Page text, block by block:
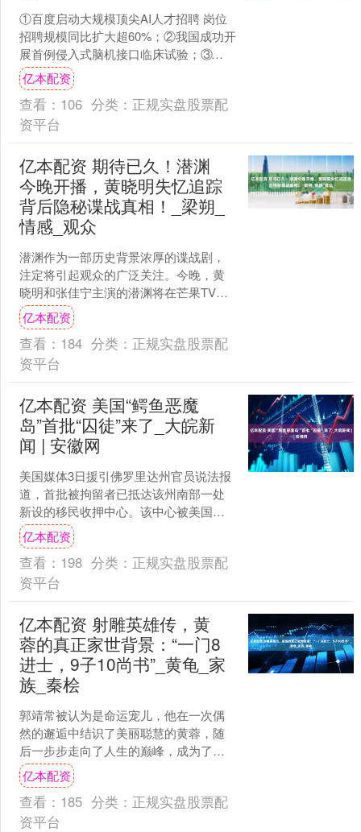
①百度启动大规模顶尖AI人才招聘 岗位
招聘规模同比扩大超60%；②我国成功开
展首例侵入式脑机接口临床试验；③武汉
将建机器人企业训练场 让人形机器人到
工厂打工。 ....
亿本配资
查看： 106 分类： 正规实盘股票配
资平台
亿本配资 期待已久！潜渊
今晚开播，黄晓明失忆追踪
背后隐秘谍战真相！_梁朔_
情感_观众
潜渊作为一部历史背景浓厚的谍战剧，
注定将引起观众的广泛关注。今晚，黄
晓明和张佳宁主演的潜渊将在芒果TV、
腾讯视频等平台首播，并在湖南卫视金
鹰剧场同步播出。这部剧....
亿本配资
查看： 184 分类： 正规实盘股票配
资平台
亿本配资 美国“鳄鱼恶魔
岛”首批“囚徒”来了_大皖新
闻 | 安徽网
美国媒体3日援引佛罗里达州官员说法报
道，首批被拘留者已抵达该州南部一处
新设的移民收押中心。该中心被美国政
府非正式命名为“鳄鱼恶魔岛”，此地以鳄
鱼和蟒蛇等爬行动物....
亿本配资
查看： 198 分类： 正规实盘股票配
资平台
亿本配资 射雕英雄传，黄
蓉的真正家世背景：“一门8
进士，9子10尚书”_黄龟_家
族_秦桧
郭靖常被认为是命运宠儿，他在一次偶
然的邂逅中结识了美丽聪慧的黄蓉，随
后一步步走向了人生的巅峰，成为了武
林中的顶尖高手。许多人认为郭靖的成
功，关键在于两大机缘：降....
亿本配资
查看： 185 分类： 正规实盘股票配
资平台